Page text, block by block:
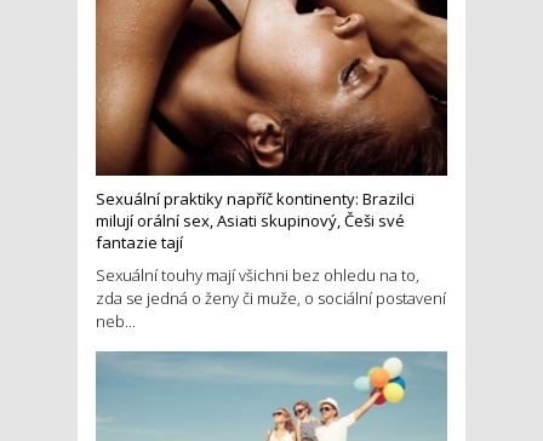
Sexuální praktiky napříč kontinenty: Brazilci
milují orální sex, Asiati skupinový, Češi své
fantazie tají
Sexuální touhy mají všichni bez ohledu na to,
zda se jedná o ženy či muže, o sociální postavení
neb...